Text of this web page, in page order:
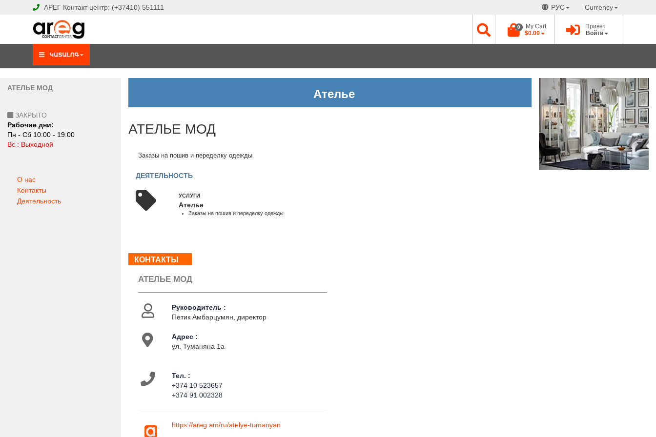
АРЕГ Контакт центр: (+37410) 551111 РУС Currency
My Cart
0
$0.00
Привет
Войти
АТЕЛЬЕ МОД
ЗАКРЫТО
Рабочие дни:
Пн - Сб 10:00 - 19:00
Вс : Выходной
О нас
Контакты
Деятельность
Ателье
АТЕЛЬЕ МОД
Заказы на пошив и переделку одежды
ДЕЯТЕЛЬНОСТЬ
УСЛУГИ
Ателье
Заказы на пошив и переделку одежды
КОНТАКТЫ
АТЕЛЬЕ МОД
Руководитель :
Петик Амбарцумян, директор
Адрес :
ул. Туманяна 1а
Тел. :
+374 10 523657
+374 91 002328
https://areg.am/ru/atelye-tumanyan